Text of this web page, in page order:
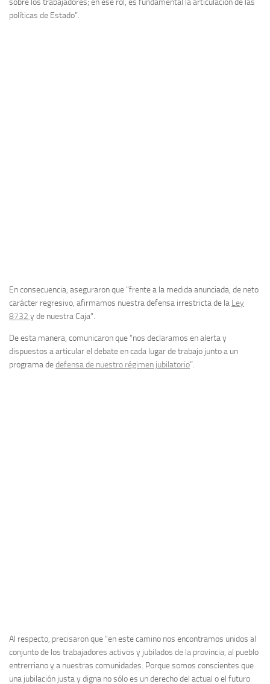
políticas de Estado”.
En consecuencia, aseguraron que “frente a la medida anunciada, de neto
carácter regresivo, afirmamos nuestra defensa irrestricta de la Ley
8732 y de nuestra Caja”.
De esta manera, comunicaron que “nos declaramos en alerta y
dispuestos a articular el debate en cada lugar de trabajo junto a un
programa dedefensa de nuestro régimen jubilatorio”.
Al respecto, precisaron que “en este camino nos encontramos unidos al
conjunto de los trabajadores activos y jubilados de la provincia, al pueblo
entrerriano y a nuestras comunidades. Porque somos conscientes que
una jubilación justa y digna no sólo es un derecho del actual o el futuro